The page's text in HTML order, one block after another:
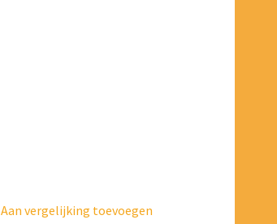
Aan vergelijking toevoegen